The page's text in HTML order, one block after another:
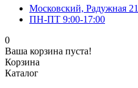
Московский, Радужная 21
ПН-ПТ 9:00-17:00
0
Ваша корзина пуста!
Корзина
Каталог